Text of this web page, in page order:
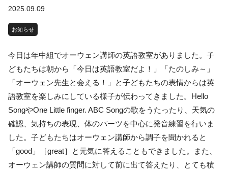
2025.09.09
お知らせ
今日は年中組でオーウェン講師の英語教室がありました。子
どもたちは朝から「今日は英語教室だよ！」「たのしみ～」
「オーウェン先生と会える！」と子どもたちの表情からは英
語教室を楽しみにしている様子が伝わってきました。Hello
SongやOne Little finger. ABC Songの歌をうたったり、天気の
確認、気持ちの表現、体のパーツを中心に発音練習を行いま
した。子どもたちはオーウェン講師から調子を聞かれると
「good」［great］と元気に答えることもできました。また、
オーウェン講師の質問に対して前に出て答えたり、とても積